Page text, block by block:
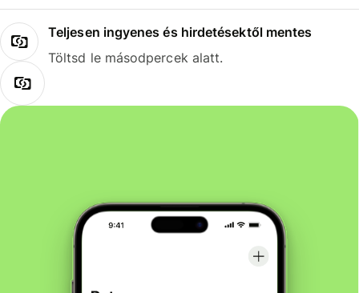
Teljesen ingyenes és hirdetésektől mentes
Töltsd le másodpercek alatt.